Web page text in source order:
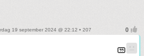
19 september 2024 @ 22:12 • 207